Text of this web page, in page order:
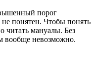
порог
понятен. Чтобы понять
читать мануалы. Без
вообще невозможно.